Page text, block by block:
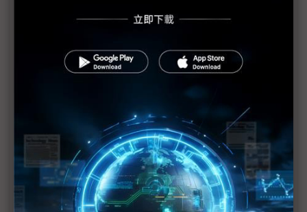
從DeepSeek到H200鬆綁 盤點NVIDIA 2025年十大
新的逆襲之路？ 業者估未來5~10年中國將竄出多家
未蒙其利先受其害 美國製造業景氣連9個月衰退
H200效能翻6倍、價格增3成 NVIDIA「清庫存」仍
讓中國動心
豐田目標2026全球生產破千萬輛 HEV需求強勁跨越
電動車放緩影響